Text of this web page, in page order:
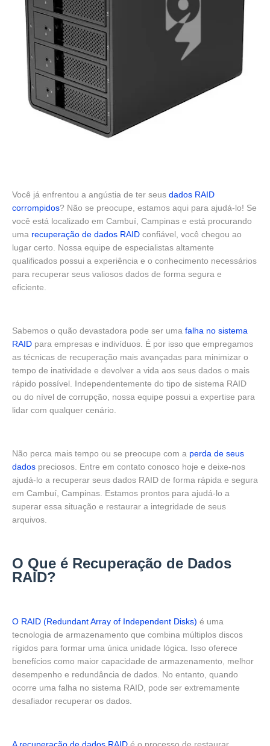
Você já enfrentou a angústia de ter seus dados RAID
corrompidos? Não se preocupe, estamos aqui para ajudá-lo! Se
você está localizado em Cambuí, Campinas e está procurando
uma recuperação de dados RAID confiável, você chegou ao
lugar certo. Nossa equipe de especialistas altamente
qualificados possui a experiência e o conhecimento necessários
para recuperar seus valiosos dados de forma segura e
eficiente.
Sabemos o quão devastadora pode ser uma falha no sistema
RAID para empresas e indivíduos. É por isso que empregamos
as técnicas de recuperação mais avançadas para minimizar o
tempo de inatividade e devolver a vida aos seus dados o mais
rápido possível. Independentemente do tipo de sistema RAID
ou do nível de corrupção, nossa equipe possui a expertise para
lidar com qualquer cenário.
Não perca mais tempo ou se preocupe com a perda de seus
dados preciosos. Entre em contato conosco hoje e deixe-nos
ajudá-lo a recuperar seus dados RAID de forma rápida e segura
em Cambuí, Campinas. Estamos prontos para ajudá-lo a
superar essa situação e restaurar a integridade de seus
arquivos.
O Que é Recuperação de Dados
RAID?
O RAID (Redundant Array of Independent Disks) é uma
tecnologia de armazenamento que combina múltiplos discos
rígidos para formar uma única unidade lógica. Isso oferece
benefícios como maior capacidade de armazenamento, melhor
desempenho e redundância de dados. No entanto, quando
ocorre uma falha no sistema RAID, pode ser extremamente
desafiador recuperar os dados.